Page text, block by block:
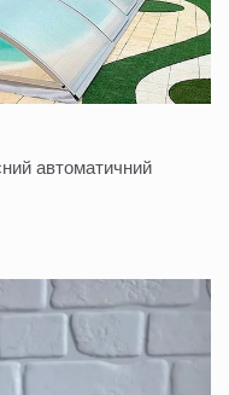
автоматичний